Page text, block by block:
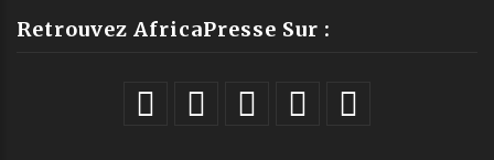
Retrouvez AfricaPresse Sur :